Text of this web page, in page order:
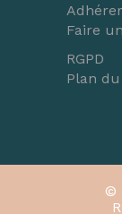
Adhérer
Faire
RGPD
Plan
©